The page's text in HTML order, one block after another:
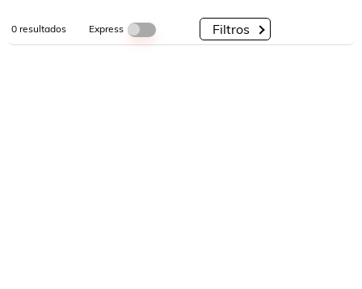
0resultados Express Filtros